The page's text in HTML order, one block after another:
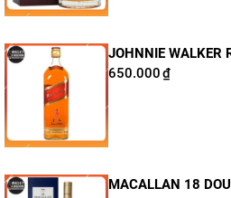
JOHNNIE WALKER
650.000₫
MACALLAN 18